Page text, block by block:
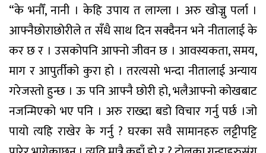
“के भनौँ,नानी । केहि उपाय त लाग्ला । अरु खोज्नु पर्ला ।
आफ्नैछोराछोरीलेतसँधैसाथदिनसक्दैननभनेनीतालाईके
करछर । उसकोपनिआफ्नोजीवनछ । आवस्यकता,समय,
माग र आपुर्तीको कुराहो । तरत्यसो भन्दा नीतालाईअन्याय
गरेजस्तोहुन्छ । ऊपनिआफ्नैछोरीहो,भलैआफ्नोकोखबाट
नजन्मिएको भएपनि । अरु राख्दा बडोविचार गर्नुपर्छ ।जो
पायो त्यहि राखेर के गर्नु?घरका सवै सामानहरु लट्टीपट्टि